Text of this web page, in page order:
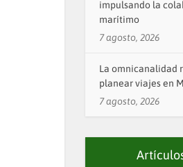
impulsando la
marítimo
7 agosto, 2026
La omnicanalidad
planear viajes en
7 agosto, 2026